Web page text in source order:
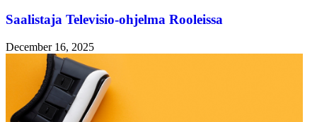
Saalistaja Televisio-ohjelma Rooleissa
December 16, 2025